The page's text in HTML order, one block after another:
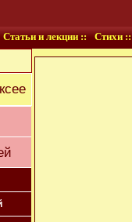
Статьи и лекции :: Стихи ::